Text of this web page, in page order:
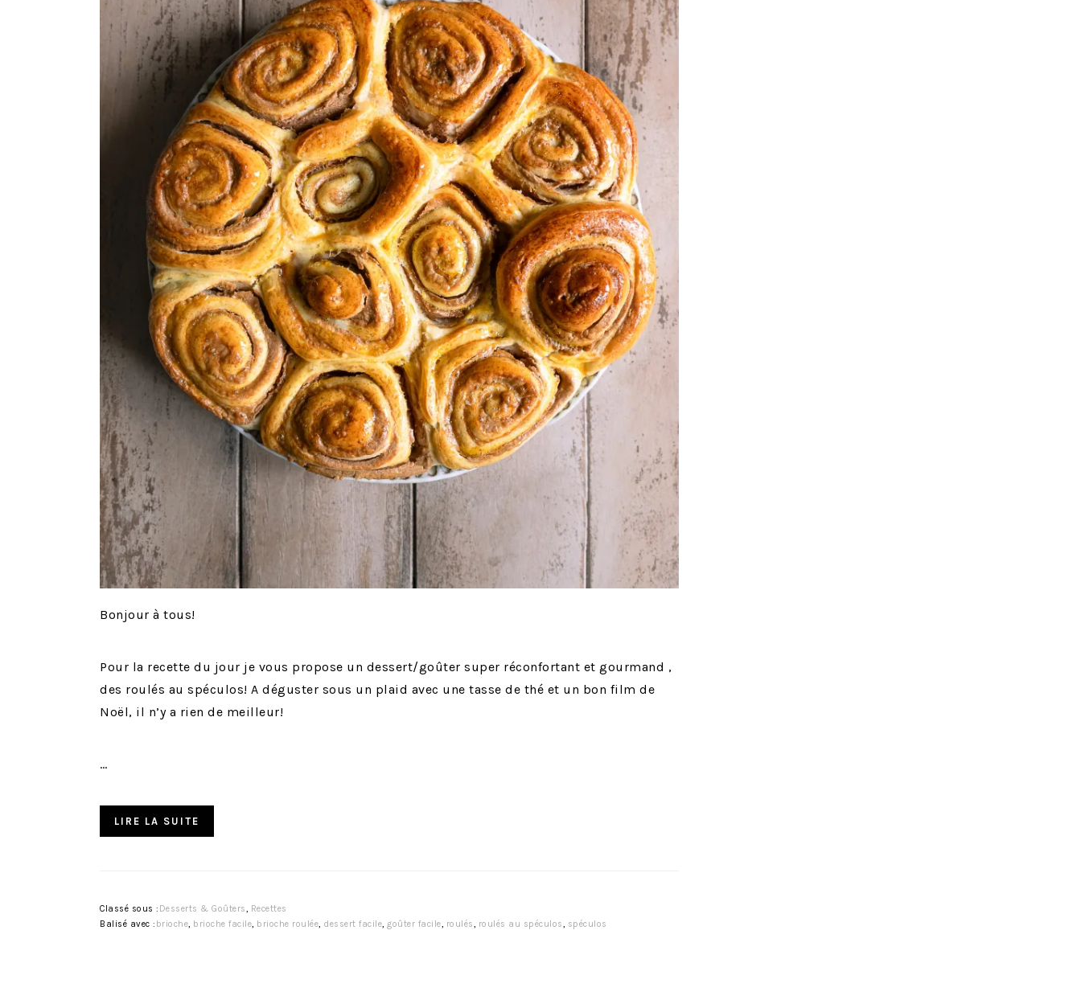
Bonjour à tous!
Pour la recette du jour je vous propose un dessert/goûter super réconfortant et gourmand ,
des roulés au spéculos! A déguster sous un plaid avec une tasse de thé et un bon film de
Noël, il n’y a rien de meilleur!
…
LIRE LA SUITE
Classé sous : Desserts & Goûters, Recettes
Balisé avec : brioche, brioche facile, brioche roulée, dessert facile, goûter facile, roulés, roulés au spéculos, spéculos